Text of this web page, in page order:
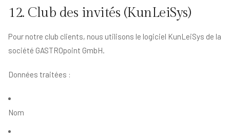
12. Club des invités (KunLeiSys)
Pour notre club clients, nous utilisons le logiciel KunLeiSys de la
société GASTROpoint GmbH.
Données traitées :
Nom